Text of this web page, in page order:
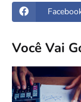
Você Vai